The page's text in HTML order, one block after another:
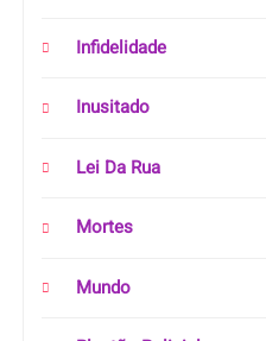
Infidelidade
Inusitado
Lei Da Rua
Mortes
Mundo